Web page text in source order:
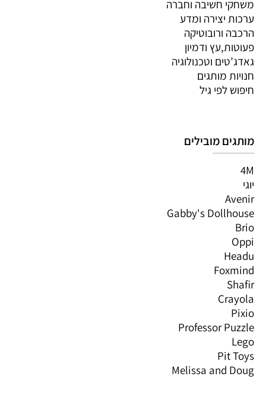
משחקי חשיבה וחברה
ערכות יצירה ומדע
הרכבה ורובוטיקה
פעוטות,עץ ודמיון
גאדג’טים וטכנולוגיה
חנויות מותגים
חיפוש לפי גיל
מותגים מובילים
4M
יוגי
Avenir
Gabby's Dollhouse
Brio
Oppi
Headu
Foxmind
Shafir
Crayola
Pixio
Professor Puzzle
Lego
Pit Toys
Melissa and Doug